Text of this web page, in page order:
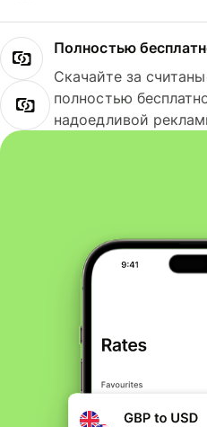
Полностью
Скачайте за
полностью
надоедливой